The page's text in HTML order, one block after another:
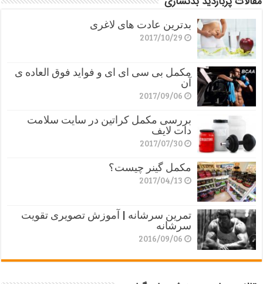
بدترین عادت های لاغری
2017/10/29
مکمل بی سی ای ای و فواید فوق العاده ی
آن
2017/09/06
بررسی مکمل کراتین در سایت سلامت
دات لایف
2017/07/30
مکمل گینر چیست؟
2017/04/13
تمرین سرشانه | آموزش تصویری تقویت
سرشانه
2016/09/06